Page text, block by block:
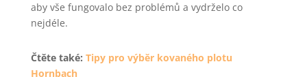
aby vše fungovalo bez problémů a vydrželo co
nejdéle.
Čtěte také: Tipy pro výběr kovaného plotu
Hornbach